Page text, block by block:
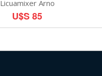
Licuamixer Arno
U$S 85